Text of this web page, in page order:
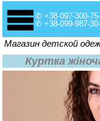
✆ +38-097-300-
✆ +38-099-987-
Вы здесь
Магазин детской
Куртка